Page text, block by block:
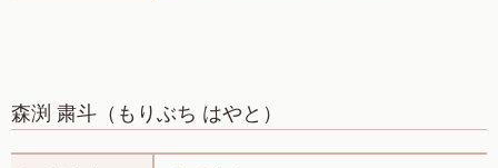
森渕 粛斗 （もりぶち はやと）